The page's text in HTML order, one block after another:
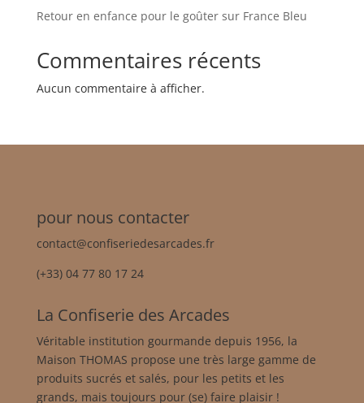
Retour en enfance pour le goûter sur France Bleu
Commentaires récents
Aucun commentaire à afficher.
pour nous contacter
contact@confiseriedesarcades.fr
(+33) 04 77 80 17 24
La Confiserie des Arcades
Véritable institution gourmande depuis 1956, la
Maison THOMAS propose une très large gamme de
produits sucrés et salés, pour les petits et les
grands, mais toujours pour (se) faire plaisir !